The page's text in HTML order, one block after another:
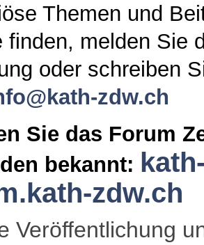
Themen und
finden, melden Sie
oder schreiben
zdw.ch
Sie das Forum
bekannt:
zdw.ch
Veröffentlichung